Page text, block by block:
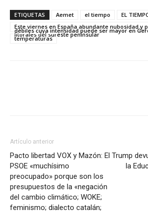
ETIQUETAS Aemet el tiempo
EL
Este viernes en España abundante nubosidad y
débiles cuya intensidad puede ser mayor en
litorales del sureste peninsular
temperaturas
Artículo anterior
Pacto libertad VOX y Mazón: El
PSOE «muchísimo
preocupado» porque son los
presupuestos de la «negación
del cambio climático; WOKE;
feminismo; dialecto catalán;
Trump
la